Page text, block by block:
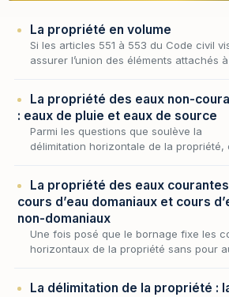
La propriété en volume
Si les articles 551 à 553 du Code civil
assurer l’union des éléments attachés
La propriété des eaux non-
: eaux de pluie et eaux de source
Parmi les questions que soulève la
délimitation horizontale de la propriété,
exclusive que co…
La propriété des eaux
cours d’eau domaniaux et cours
non-domaniaux
Une fois posé que le bornage fixe les
horizontaux de la propriété sans pour
La délimitation de la propriété :